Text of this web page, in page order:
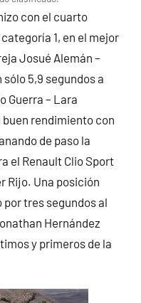
con el cuarto
1, en el mejor
Josué Alemán –
5,9 segundos a
Guerra – Lara
rendimiento con
de paso la
el Renault Clio Sport
Rijo. Una posición
tres segundos al
Hernández
y primeros de la